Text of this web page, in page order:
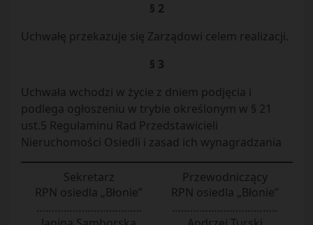
§ 2
Uchwałę przekazuje się Zarządowi celem realizacji.
§ 3
Uchwała wchodzi w życie z dniem podjęcia i
podlega ogłoszeniu w trybie określonym w § 21
ust.5 Regulaminu Rad Przedstawicieli
Nieruchomości Osiedli i zasad ich wynagradzania
Sekretarz
RPN osiedla „Błonie”
……………………………..
Przewodniczący
RPN osiedla „Błonie”
……………………………..